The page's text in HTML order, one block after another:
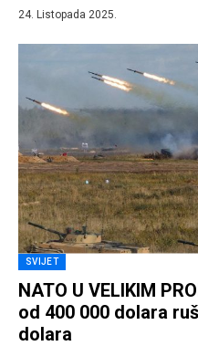
24. Listopada 2025.
SVIJET
NATO U VELIKIM
od 400 000 dolara
dolara